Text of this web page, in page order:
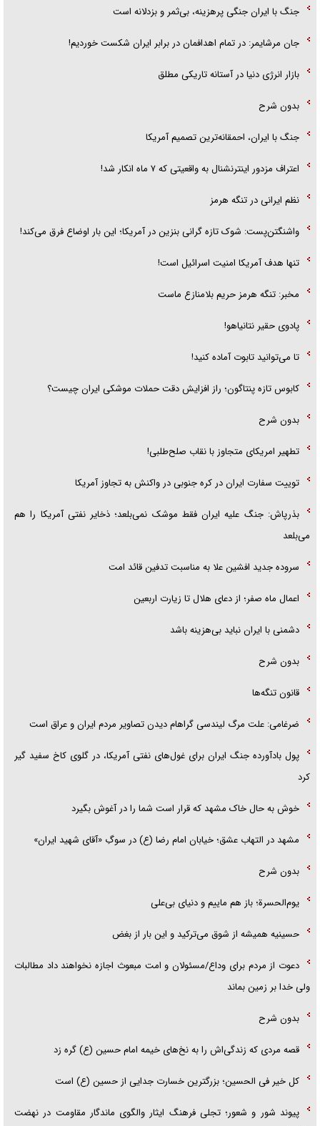
جنگ با ایران جنگی پرهزینه، بی‌ثمر و بزدلانه است
جان مرشایمر: در تمام اهدافمان در برابر ایران شکست خوردیم!
بازار انرژی دنیا در آستانه تاریکی مطلق
بدون شرح
جنگ با ایران، احمقانه‌ترین تصمیم آمریکا
اعتراف مزدور اینترنشنال به واقعیتی که ۷ ماه انکار شد!
نظم ایرانی در تنگه هرمز
واشنگتن‌پست: شوک تازه گرانی بنزین در آمریکا؛ این بار اوضاع فرق می‌کند!
تنها هدف آمریکا امنیت اسرائیل است!
مخبر: تنگه هرمز حریم بلامنازع ماست
پادوی حقیر نتانیاهو!
تا می‌توانید تابوت آماده کنید!
کابوس تازه پنتاگون؛ راز افزایش دقت حملات موشکی ایران چیست؟
بدون شرح
تطهیر امریکای متجاوز با نقاب صلح‌طلبی!
توییت سفارت ایران در کره جنوبی در واکنش به تجاوز آمریکا
بذرپاش: ‏جنگ علیه ایران فقط موشک نمی‌بلعد؛ ذخایر نفتی آمریکا را هم
می‌بلعد
سروده جدید افشین علا به مناسبت تدفین قائد امت
اعمال ماه صفر؛ از دعای هلال تا زیارت اربعین
دشمنی با ایران نباید بی‌هزینه باشد
بدون شرح
قانون تنگه‌ها
ضرغامی: علت مرگ لیندسی گراهام دیدن تصاویر مردم ایران و عراق است
پول بادآورده جنگ ایران برای غول‌های نفتی آمریکا، در گلوی کاخ سفید گیر
کرد
خوش به حال خاک مشهد که قرار است شما را در آغوش بگیرد
مشهد در التهاب عشق؛ خیابان امام رضا (ع) در سوگِ «آقای شهید ایران»
بدون شرح
یوم‌الحسرة؛ باز هم ماییم و دنیای بی‌علی
حسینیه همیشه از شوق می‌ترکید و این بار از بغض
دعوت از مردم برای وداع/مسئولان و امت مبعوث اجازه نخواهند داد مطالبات
ولی خدا بر زمین بماند
بدون شرح
قصه مردی که زندگی‌اش را به نخ‌های خیمه امام حسین (ع) گره زد
کل خیر فی الحسین؛ بزرگترین خسارت جدایی از حسین (ع) است
پیوند شور و شعور؛ تجلی فرهنگ ایثار والگوی ماندگار مقاومت در نهضت